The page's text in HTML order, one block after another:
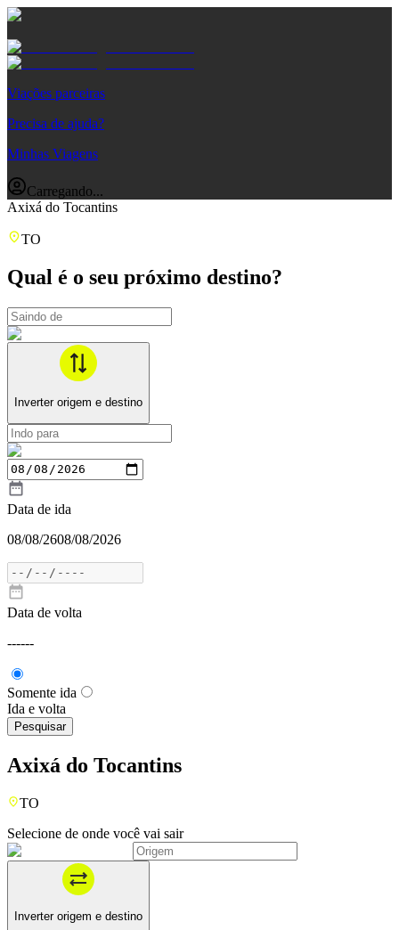
Viações parceiras
Precisa de ajuda?
Minhas Viagens
Carregando...
Axixá do Tocantins
TO
Qual é o seu próximo destino?
Inverter origem e destino
Data de ida
08/08/2608/08/2026
Data de volta
------
Somente ida
Ida e volta
Pesquisar
Axixá do Tocantins
TO
Selecione de onde você vai sair
Inverter origem e destino